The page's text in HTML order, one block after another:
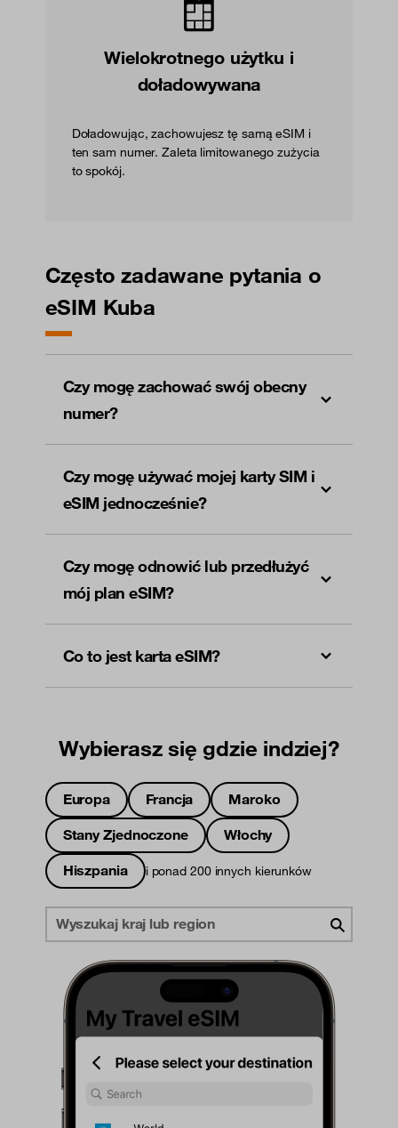
Wielokrotnego użytku i
doładowywana
Doładowując, zachowujesz tę samą eSIM i
ten sam numer. Zaleta limitowanego zużycia
to spokój.
Często zadawane pytania o
eSIM Kuba
Czy mogę zachować swój obecny
numer?
Czy mogę używać mojej karty SIM i
eSIM jednocześnie?
Czy mogę odnowić lub przedłużyć
mój plan eSIM?
Co to jest karta eSIM?
Wybierasz się gdzie indziej?
Europa Francja
Maroko
Stany Zjednoczone
Włochy
Hiszpania
i ponad 200 innych kierunków